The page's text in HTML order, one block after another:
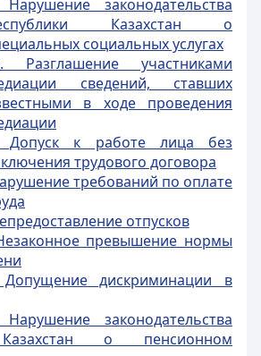
законодательства
Казахстан о
социальных услугах
Разглашение участниками
сведений, ставших
в ходе проведения
Допуск к работе лица без
трудового договора
требований по оплате
отпусков
превышение нормы
дискриминации в
законодательства
о пенсионном